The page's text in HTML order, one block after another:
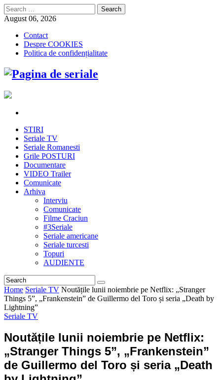
Search
for:
August 06, 2026
Contact
Despre COOKIES
Politica de confidențialitate
STIRI
Seriale TV
Seriale Romanesti
Grile POSTURI
Documentare
VIDEO Trailer
Comunicate
Arhiva
Interviu
Comunicate
Filme Craciun
#3Seriale
Seriale americane
Seriale turcesti
Topuri
AUDIENTE
Home Seriale TV Noutățile lunii noiembrie pe Netflix: „Stranger
Things 5”, „Frankenstein” de Guillermo del Toro și seria „Death by
Lightning”
Seriale TV
Noutățile lunii noiembrie pe Netflix:
„Stranger Things 5”, „Frankenstein”
de Guillermo del Toro și seria „Death